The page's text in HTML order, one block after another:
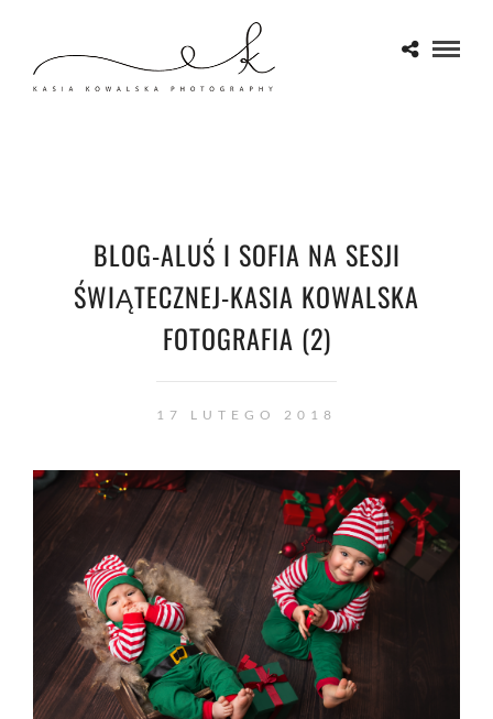
BLOG-ALUŚ I SOFIA NA SESJI
ŚWIĄTECZNEJ-KASIA KOWALSKA
FOTOGRAFIA (2)
17 LUTEGO 2018